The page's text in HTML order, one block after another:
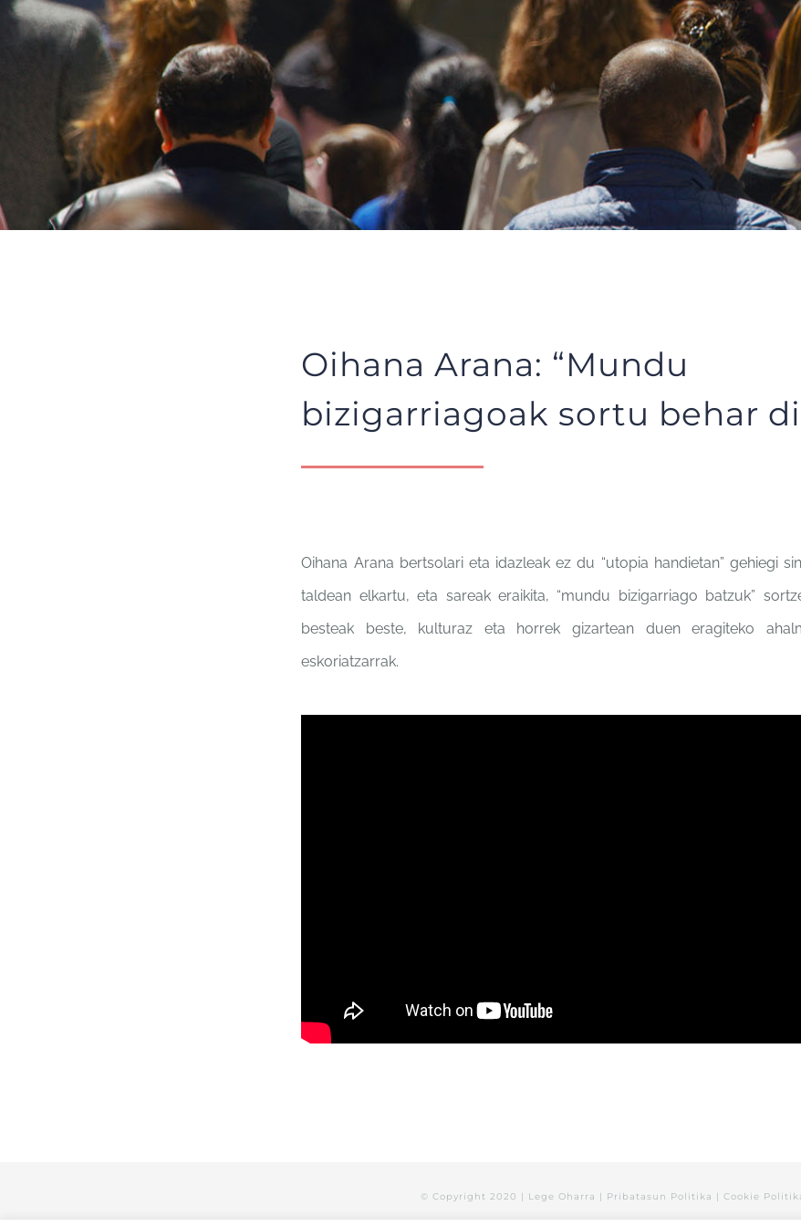
Oihana Arana: “Mundu
bizigarriagoak sortu behar
Oihana Arana bertsolari eta idazleak ez du “utopia handietan” gehiegi
taldean elkartu, eta sareak eraikita, “mundu bizigarriago batzuk”
besteak beste, kulturaz eta horrek gizartean duen eragiteko
eskoriatzarrak.
© Copyright 2020 | Lege Oharra | Pribatasun Politika | Cookie